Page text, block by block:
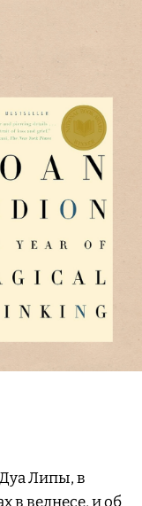
Липы, в
в велнесе, и об